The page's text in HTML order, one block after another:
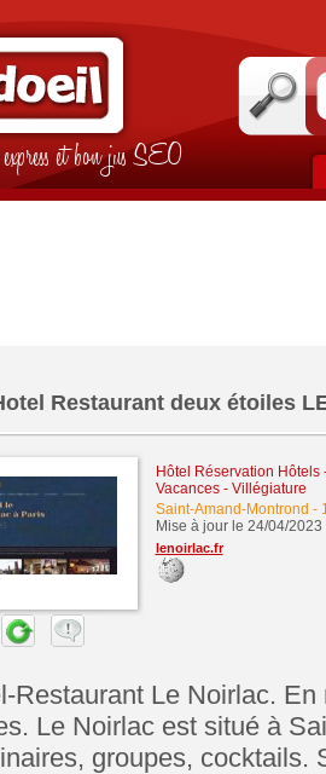
et bon jus SEO
Restaurant deux étoiles
Hôtel Réservation Hôtels
Vacances - Villégiature
Saint-Amand-Montrond -
Mise à jour le 24/04/2023
lenoirlac.fr
Restaurant Le Noirlac.
Le Noirlac est situé à
groupes, cocktails.